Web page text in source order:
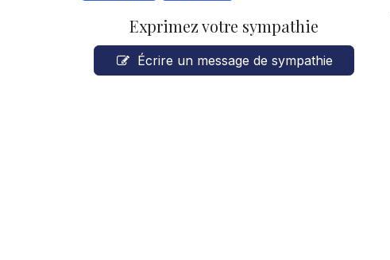
Exprimez votre sympathie
Écrire un message de sympathie